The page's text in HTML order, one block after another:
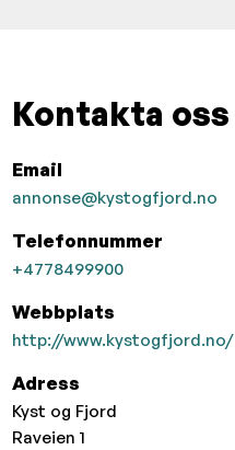
Kontakta oss
Email
annonse@kystogfjord.no
Telefonnummer
+4778499900
Webbplats
http://www.kystogfjord.no/
Adress
Kyst og Fjord
Raveien 1